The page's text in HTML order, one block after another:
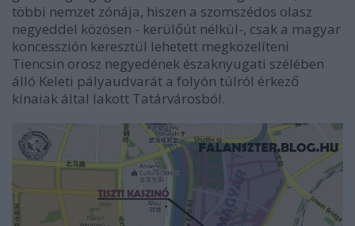
többi nemzet zónája, hiszen a szomszédos olasz
negyeddel közösen - kerülőút nélkül-, csak a magyar
koncesszión keresztül lehetett megközelíteni
Tiencsin orosz negyedének északnyugati szélében
álló Keleti pályaudvarát a folyón túlról érkező
kínaiak által lakott Tatárvárosból.